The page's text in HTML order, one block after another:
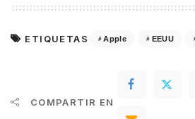
ETIQUETAS Apple EEUU
COMPARTIR EN